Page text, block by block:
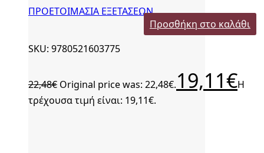
ΠΡΟΕΤΟΙΜΑΣΙΑ ΕΞΕΤΑΣΕΩΝ
Προσθήκη στο καλάθι
SKU: 9780521603775
22,48€ Original price was: 22,48€.19,11€Η
τρέχουσα τιμή είναι: 19,11€.